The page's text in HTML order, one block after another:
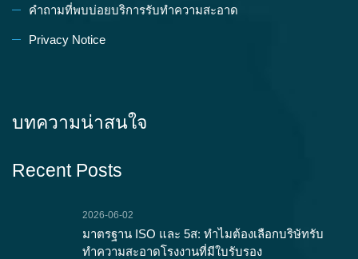
คำถามที่พบบ่อยบริการรับทำความสะอาด
Privacy Notice
บทความน่าสนใจ
Recent Posts
2026-06-02
มาตรฐาน ISO และ 5ส: ทำไมต้องเลือกบริษัทรับ
ทำความสะอาดโรงงานที่มีใบรับรอง